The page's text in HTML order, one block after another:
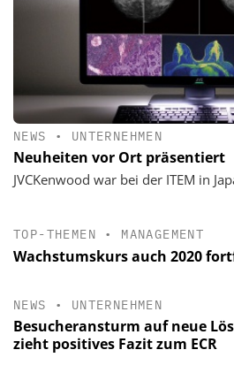
NEWS • UNTERNEHMEN
Neuheiten vor Ort präsentiert
JVCKenwood war bei der ITEM in
TOP-THEMEN • MANAGEMENT
Wachstumskurs auch 2020
NEWS • UNTERNEHMEN
Besucheransturm auf neue
zieht positives Fazit zum ECR